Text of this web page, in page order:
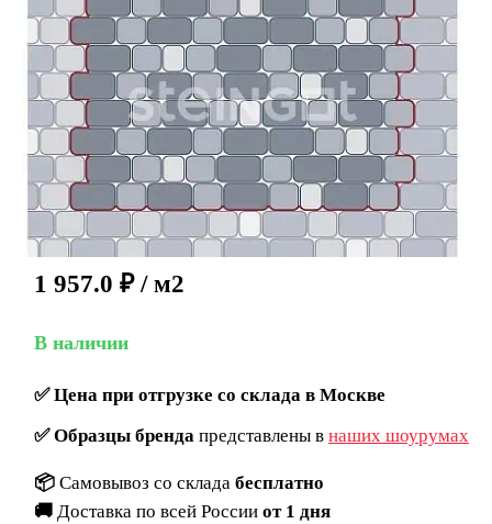
1 957.0 ₽ / м2
В наличии
✅Цена при отгрузке со склада в Москве
✅Образцы брендапредставлены в наших шоурумах
📦 Самовывоз со склада бесплатно
🚚 Доставка по всей России от 1 дня